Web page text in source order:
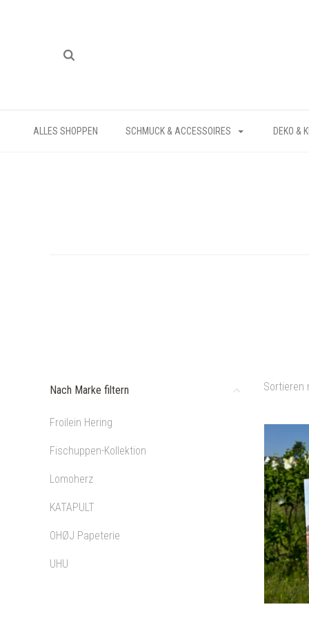
ALLES SHOPPEN SCHMUCK & ACCESSOIRES DEKO &
Sortieren
Nach Marke filtern
Froilein Hering
Fischuppen-Kollektion
Lomoherz
KATAPULT
OHØJ Papeterie
UHU